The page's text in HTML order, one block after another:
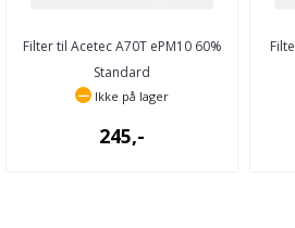
Filter til Acetec A70T ePM10 60%
Standard
Ikke på lager
245,-